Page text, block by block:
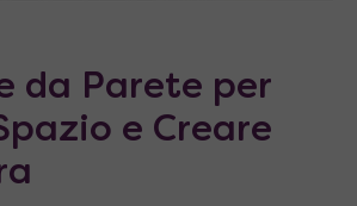
da Parete per
e Creare